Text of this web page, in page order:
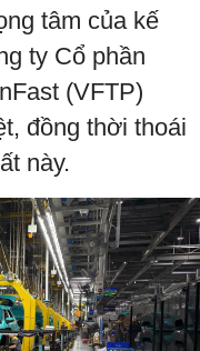
tâm của kế
ty Cổ phần
(VFTP)
đồng thời thoái
này.